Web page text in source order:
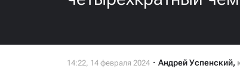
Андрей Успенский,